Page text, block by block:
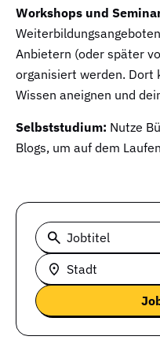
Workshops und
Anbietern (oder später
organisiert werden. Dort
Wissen aneignen und
Selbststudium: Nutze
Blogs, um auf dem
Jobtitel
Stadt